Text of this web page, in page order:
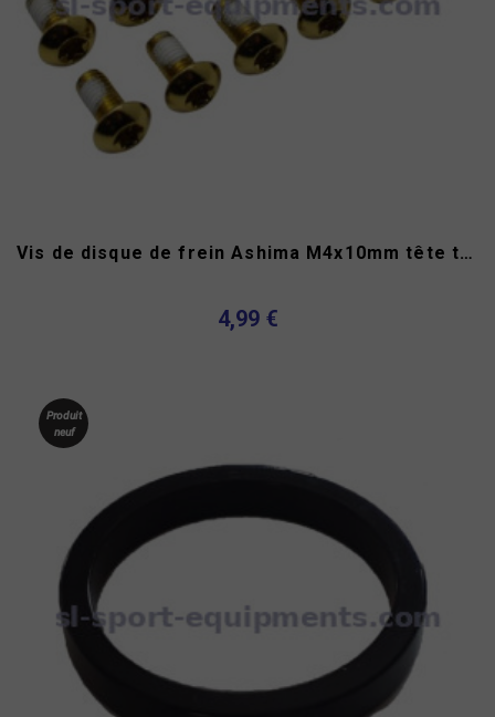
Vis de disque de frein Ashima M4x10mm tête torx (lot de 12)
4,99 €
Produit
neuf